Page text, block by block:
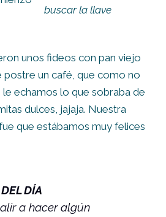
buscar la llave
unos fideos con pan viejo
postre un café, que como no
le echamos lo que sobraba de
dulces, jajaja. Nuestra
que estábamos muy felices
DÍA
a hacer algún